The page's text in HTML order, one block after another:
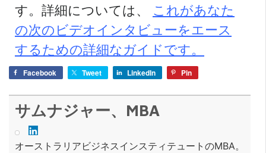
す。詳細については、 これがあなた
の次のビデオインタビューをエース
するための詳細なガイドです。
Facebook Tweet LinkedIn Pin
サムナジャー、MBA
オーストラリアビジネスインスティテュートのMBA。